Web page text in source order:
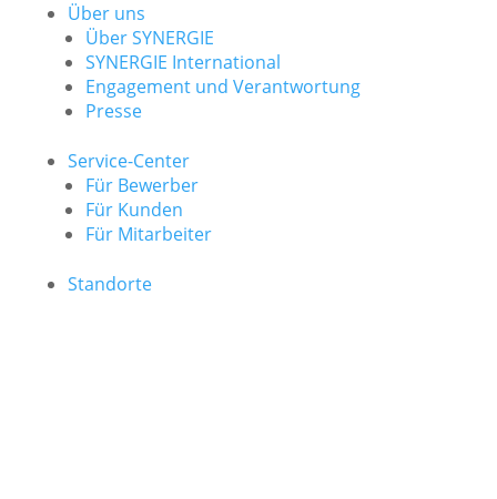
Über uns
Über SYNERGIE
SYNERGIE International
Engage­ment und Verantwor­tung
Presse
Service-Center
Für Bewerber
Für Kunden
Für Mitarbeiter
Standorte